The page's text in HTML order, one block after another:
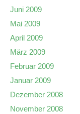
Juni 2009
Mai 2009
April 2009
März 2009
Februar 2009
Januar 2009
Dezember 2008
November 2008